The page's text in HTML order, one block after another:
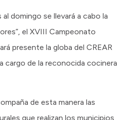
domingo se llevará a cabo la
el XVIII Campeonato
presente la globa del CREAR
cargo de la reconocida cocinera
de esta manera las
que realizan los municipios